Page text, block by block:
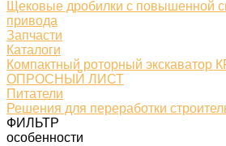
Щековые дробилки с повышенной
привода
Запчасти
Каталоги
Компактный роторный экскаватор
ОПРОСНЫЙ ЛИСТ
Питатели
Решения для переработки
ФИЛЬТР
особенности